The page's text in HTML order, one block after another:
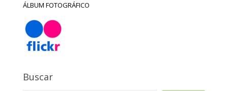
ÁLBUM FOTOGRÁFICO
Buscar